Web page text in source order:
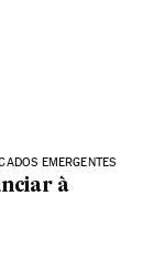
EMERGENTES
à